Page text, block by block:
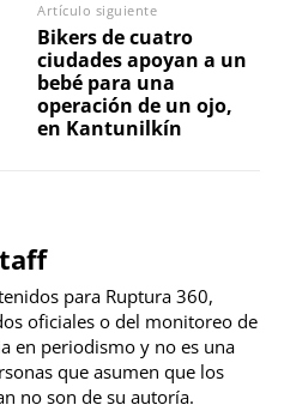
Artículo siguiente
Bikers de cuatro
ciudades apoyan a un
bebé para una
operación de un ojo,
en Kantunilkín
para Ruptura 360,
oficiales o del monitoreo de
en periodismo y no es una
que asumen que los
no son de su autoría.